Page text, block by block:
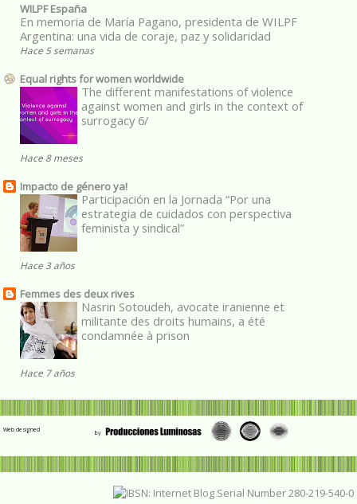
WILPF España
En memoria de María Pagano, presidenta de WILPF
Argentina: una vida de coraje, paz y solidaridad
Hace 5 semanas
Equal rights for women worldwide
The different manifestations of violence
against women and girls in the context of
surrogacy 6/
Hace 8 meses
Impacto de género ya!
Participación en la Jornada “Por una
estrategia de cuidados con perspectiva
feminista y sindical”
Hace 3 años
Femmes des deux rives
Nasrin Sotoudeh, avocate iranienne et
militante des droits humains, a été
condamnée à prison
Hace 7 años
Web designed